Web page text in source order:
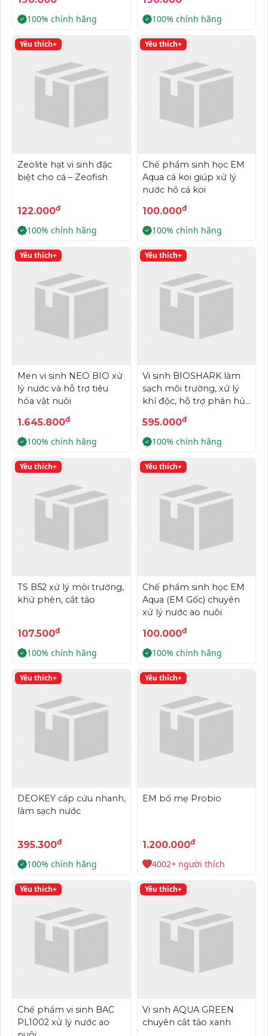
100% chính hãng 100% chính hãng
Yêu thích+
Zeolite hạt vi sinh đặc
biệt cho cá – Zeofish
122.000đ
100% chính hãng
Yêu thích+
Chế phẩm sinh học EM
Aqua cá koi giúp xử lý
nước hồ cá koi
100.000đ
100% chính hãng
Yêu thích+
Men vi sinh NEO BIO xử
lý nước và hỗ trợ tiêu
hóa vật nuôi
1.645.800đ
100% chính hãng
Yêu thích+
Vi sinh BIOSHARK làm
sạch môi trường, xử lý
khí độc, hỗ trợ phân hủy
595.000đ
100% chính hãng
Yêu thích+
TS B52 xử lý môi trường,
khử phèn, cắt tảo
107.500đ
100% chính hãng
Yêu thích+
Chế phẩm sinh học EM
Aqua (EM Gốc) chuyên
xử lý nước ao nuôi
100.000đ
100% chính hãng
Yêu thích+
DEOKEY cấp cứu nhanh,
làm sạch nước
395.300đ
100% chính hãng
Yêu thích+
EM bố mẹ Probio
1.200.000đ
4002+ người thích
Yêu thích+
Chế phẩm vi sinh BAC
PL1002 xử lý nước ao
Yêu thích+
Vi sinh AQUA GREEN
chuyên cắt tảo xanh